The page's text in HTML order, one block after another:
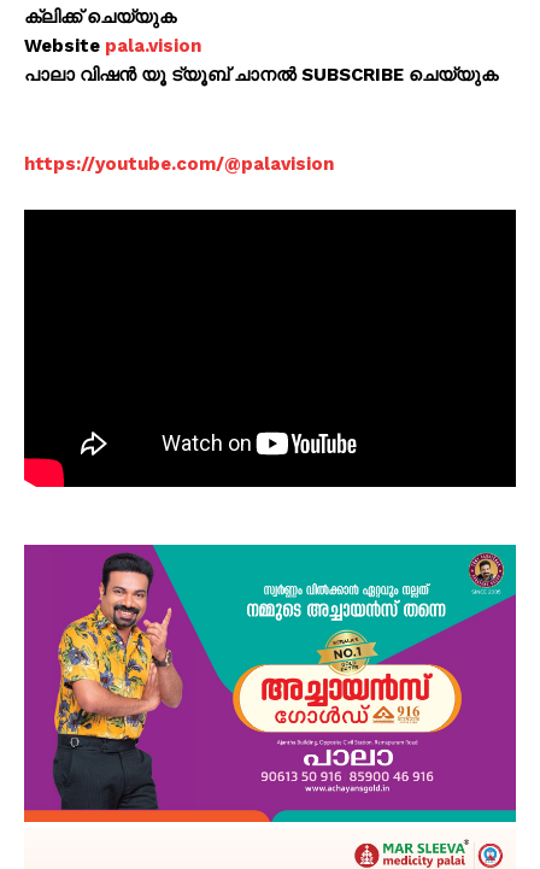
ക്ലിക്ക് ചെയ്യുക
Website pala.vision
പാലാ വിഷൻ യൂ ട്യൂബ് ചാനൽ SUBSCRIBE ചെയ്യുക
https://youtube.com/@palavision